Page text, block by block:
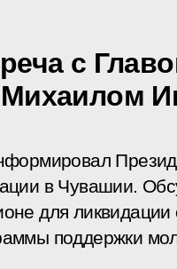
с
Михаилом
в Чувашии.
для ликвидации
поддержки